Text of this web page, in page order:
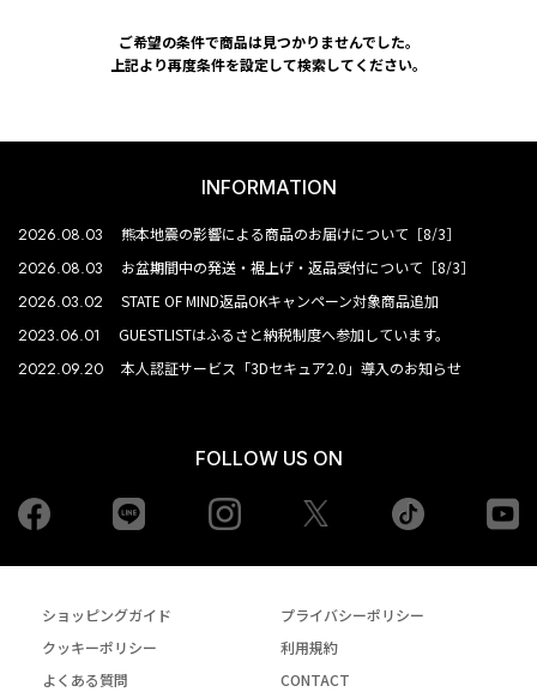
ご希望の条件で商品は見つかりませんでした。
上記より再度条件を設定して検索してください。
INFORMATION
2026.08.03 熊本地震の影響による商品のお届けについて［8/3］
2026.08.03 お盆期間中の発送・裾上げ・返品受付について［8/3］
2026.03.02 STATE OF MIND返品OKキャンペーン対象商品追加
2023.06.01 GUESTLISTはふるさと納税制度へ参加しています。
2022.09.20 本人認証サービス「3Dセキュア2.0」導入のお知らせ
FOLLOW US ON
Facebook Instagram tiktok
ショッピングガイド
プライバシーポリシー
クッキーポリシー
利用規約
よくある質問
CONTACT